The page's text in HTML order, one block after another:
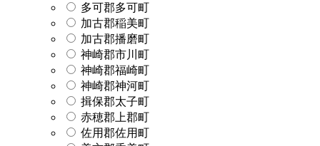
多可郡多可町
加古郡稲美町
加古郡播磨町
神崎郡市川町
神崎郡福崎町
神崎郡神河町
揖保郡太子町
赤穂郡上郡町
佐用郡佐用町